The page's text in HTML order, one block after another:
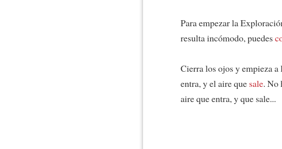
Para empezar la
resulta incómodo, puedes
Cierra los ojos y empieza
entra, y el aire que sale. No
aire que entra, y que sale...